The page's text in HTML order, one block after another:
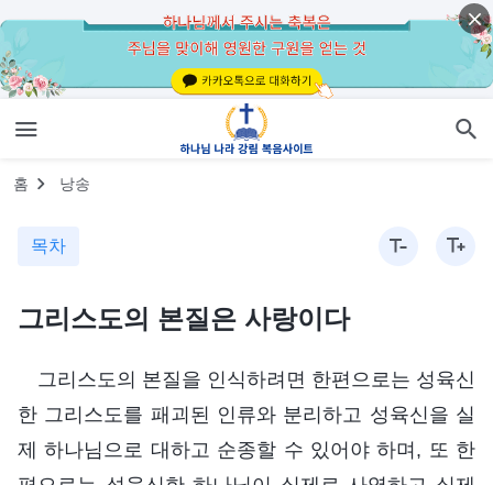
홈 낭송
목차
그리스도의 본질은 사랑이다
그리스도의 본질을 인식하려면 한편으로는 성육신
한 그리스도를 패괴된 인류와 분리하고 성육신을 실
제 하나님으로 대하고 순종할 수 있어야 하며, 또 한